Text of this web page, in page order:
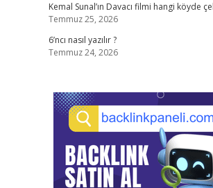
Kemal Sunal’ın Davacı filmi hangi köyde
Temmuz 25, 2026
6’ncı nasıl yazılır ?
Temmuz 24, 2026